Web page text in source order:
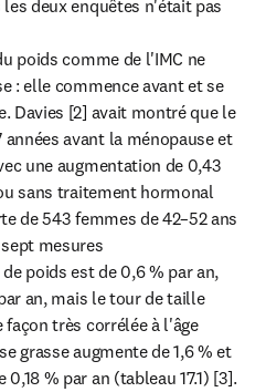
deux enquêtes n'était pas
poids comme de l'IMC ne
: elle commence avant et se
Davies [2] avait montré que le
années avant la ménopause et
une augmentation de 0,43
sans traitement hormonal
de 543 femmes de 42–52 ans
mesures
poids est de 0,6 % par an,
an, mais le tour de taille
façon très corrélée à l'âge
grasse augmente de 1,6 % et
% par an (tableau 17.1) [3].